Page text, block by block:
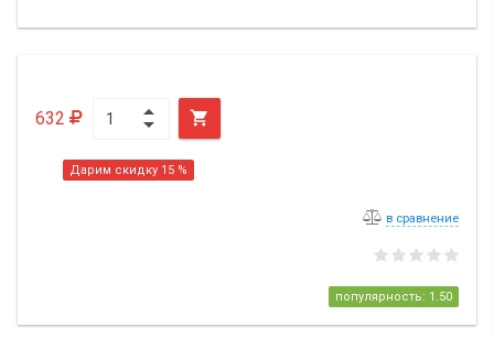
632 
Дарим скидку 15 %
в сравнение
популярность: 1.50